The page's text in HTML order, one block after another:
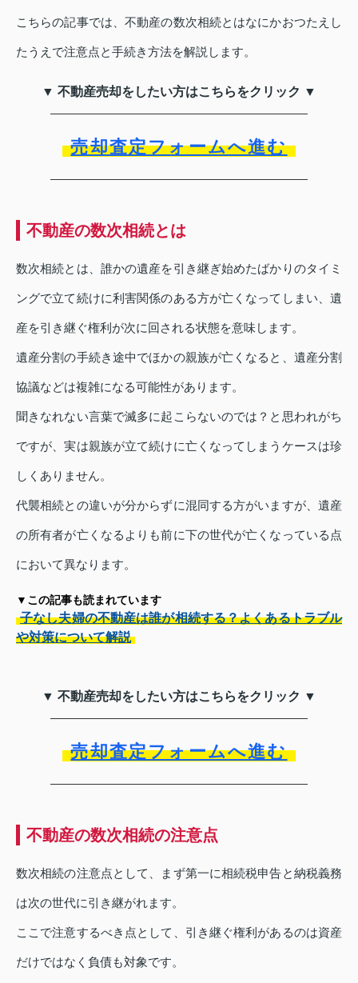
こちらの記事では、不動産の数次相続とはなにかおつたえし
たうえで注意点と手続き方法を解説します。
▼ 不動産売却をしたい方はこちらをクリック ▼
売却査定フォームへ進む
不動産の数次相続とは
数次相続とは、誰かの遺産を引き継ぎ始めたばかりのタイミ
ングで立て続けに利害関係のある方が亡くなってしまい、遺
産を引き継ぐ権利が次に回される状態を意味します。
遺産分割の手続き途中でほかの親族が亡くなると、遺産分割
協議などは複雑になる可能性があります。
聞きなれない言葉で滅多に起こらないのでは？と思われがち
ですが、実は親族が立て続けに亡くなってしまうケースは珍
しくありません。
代襲相続との違いが分からずに混同する方がいますが、遺産
の所有者が亡くなるよりも前に下の世代が亡くなっている点
において異なります。
▼この記事も読まれています
子なし夫婦の不動産は誰が相続する？よくあるトラブル
や対策について解説
▼ 不動産売却をしたい方はこちらをクリック ▼
売却査定フォームへ進む
不動産の数次相続の注意点
数次相続の注意点として、まず第一に相続税申告と納税義務
は次の世代に引き継がれます。
ここで注意するべき点として、引き継ぐ権利があるのは資産
だけではなく負債も対象です。